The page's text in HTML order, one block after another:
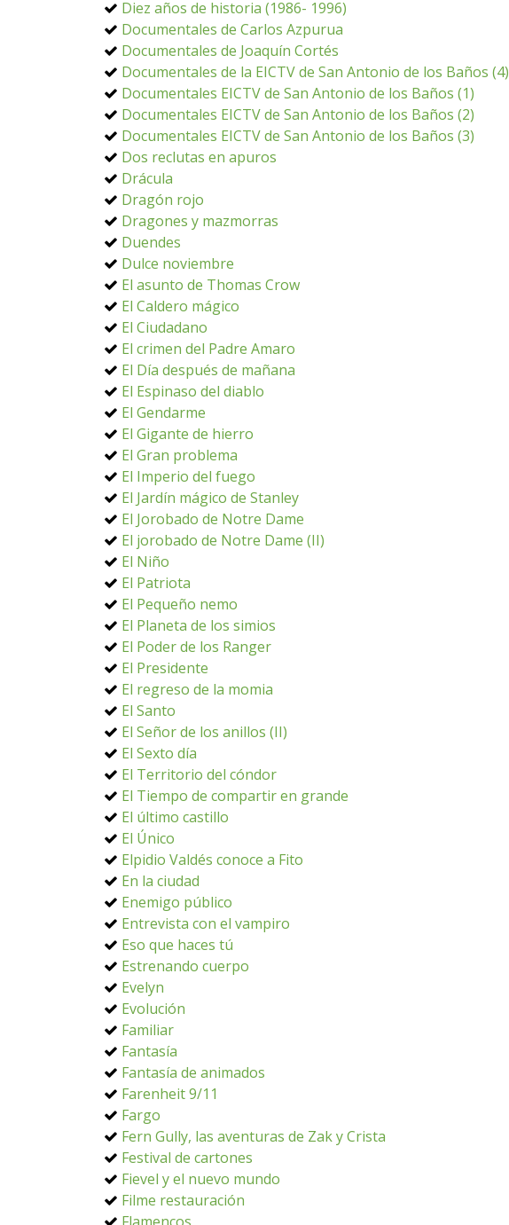
Diez años de historia (1986- 1996)
Documentales de Carlos Azpurua
Documentales de Joaquín Cortés
Documentales de la EICTV de San Antonio de los Baños (4)
Documentales EICTV de San Antonio de los Baños (1)
Documentales EICTV de San Antonio de los Baños (2)
Documentales EICTV de San Antonio de los Baños (3)
Dos reclutas en apuros
Drácula
Dragón rojo
Dragones y mazmorras
Duendes
Dulce noviembre
El asunto de Thomas Crow
El Caldero mágico
El Ciudadano
El crimen del Padre Amaro
El Día después de mañana
El Espinaso del diablo
El Gendarme
El Gigante de hierro
El Gran problema
El Imperio del fuego
El Jardín mágico de Stanley
El Jorobado de Notre Dame
El jorobado de Notre Dame (II)
El Niño
El Patriota
El Pequeño nemo
El Planeta de los simios
El Poder de los Ranger
El Presidente
El regreso de la momia
El Santo
El Señor de los anillos (II)
El Sexto día
El Territorio del cóndor
El Tiempo de compartir en grande
El último castillo
El Único
Elpidio Valdés conoce a Fito
En la ciudad
Enemigo público
Entrevista con el vampiro
Eso que haces tú
Estrenando cuerpo
Evelyn
Evolución
Familiar
Fantasía
Fantasía de animados
Farenheit 9/11
Fargo
Fern Gully, las aventuras de Zak y Crista
Festival de cartones
Fievel y el nuevo mundo
Filme restauración